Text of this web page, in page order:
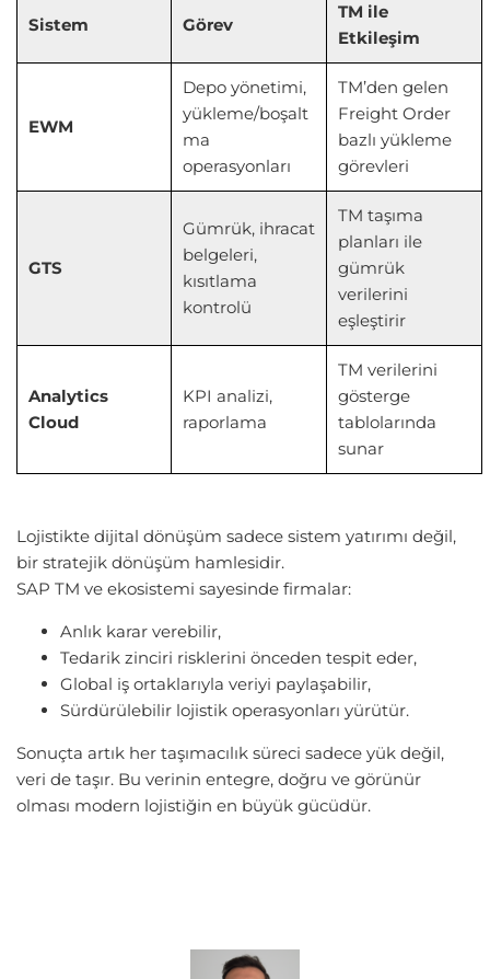
Sistem Görev
TM ile
Etkileşim
EWM
Depo yönetimi,
yükleme/boşalt
ma
operasyonları
TM’den gelen
Freight Order
bazlı yükleme
görevleri
GTS
Gümrük, ihracat
belgeleri,
kısıtlama
kontrolü
TM taşıma
planları ile
gümrük
verilerini
eşleştirir
Analytics
Cloud
KPI analizi,
raporlama
TM verilerini
gösterge
tablolarında
sunar
Lojistikte dijital dönüşüm sadece sistem yatırımı değil,
bir stratejik dönüşüm hamlesidir.
SAP TM ve ekosistemi sayesinde firmalar:
Anlık karar verebilir,
Tedarik zinciri risklerini önceden tespit eder,
Global iş ortaklarıyla veriyi paylaşabilir,
Sürdürülebilir lojistik operasyonları yürütür.
Sonuçta artık her taşımacılık süreci sadece yük değil,
veri de taşır. Bu verinin entegre, doğru ve görünür
olması modern lojistiğin en büyük gücüdür.